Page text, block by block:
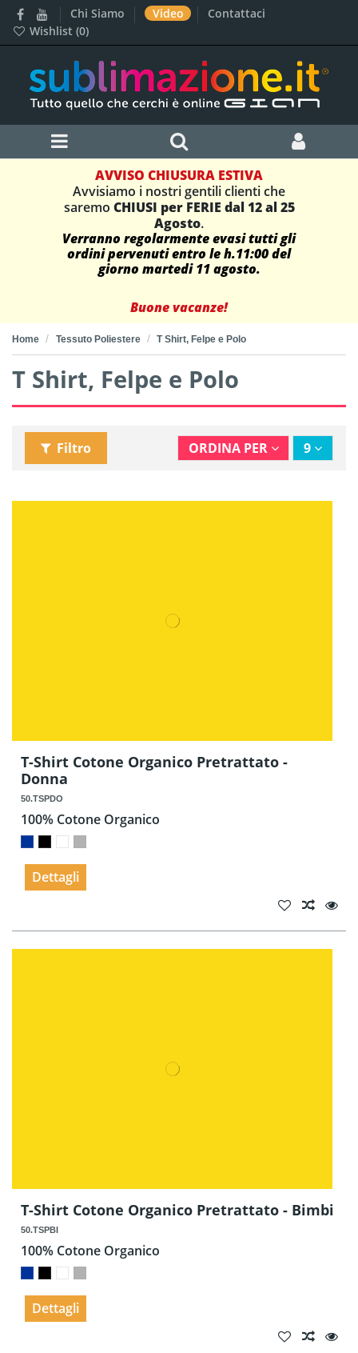
Chi Siamo Video
Contattaci
Wishlist (0)
AVVISO CHIUSURA ESTIVA
Avvisiamo i nostri gentili clienti che
saremo CHIUSI per FERIE dal 12 al 25
Agosto.
Verranno regolarmente evasi tutti gli
ordini pervenuti entro le h.11:00 del
giorno martedi 11 agosto.
Buone vacanze!
Home Tessuto Poliestere T Shirt, Felpe e Polo
T Shirt, Felpe e Polo
Filtro ORDINA PER 9
T-Shirt Cotone Organico Pretrattato -
Donna
50.TSPDO
100% Cotone Organico
Dettagli
T-Shirt Cotone Organico Pretrattato - Bimbi
50.TSPBI
100% Cotone Organico
Dettagli